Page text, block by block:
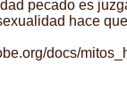
pecado es
hace
docs/